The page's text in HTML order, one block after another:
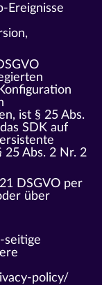
Ereignisse
ist § 25 Abs.
SDK auf
25 Abs. 2 Nr. 2
DSGVO per
über
seitige
policy/